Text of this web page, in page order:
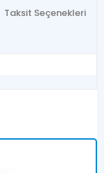
Taksit Seçenekleri